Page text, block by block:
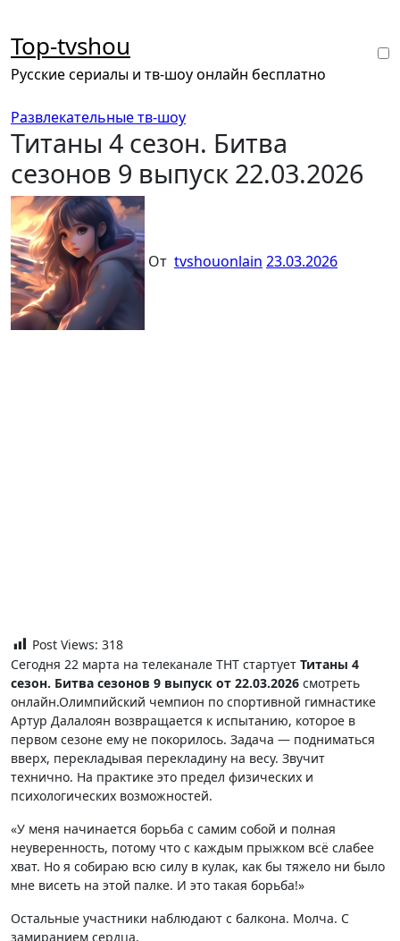
содержанию
Top-tvshou
Русские сериалы и тв-шоу онлайн бесплатно
Развлекательные тв-шоу
Титаны 4 сезон. Битва
сезонов 9 выпуск 22.03.2026
От tvshouonlain 23.03.2026
Post Views: 318
Сегодня 22 марта на телеканале ТНТ стартует Титаны 4
сезон. Битва сезонов 9 выпуск от 22.03.2026 смотреть
онлайн.Олимпийский чемпион по спортивной гимнастике
Артур Далалоян возвращается к испытанию, которое в
первом сезоне ему не покорилось. Задача — подниматься
вверх, перекладывая перекладину на весу. Звучит
технично. На практике это предел физических и
психологических возможностей.
«У меня начинается борьба с самим собой и полная
неуверенность, потому что с каждым прыжком всё слабее
хват. Но я собираю всю силу в кулак, как бы тяжело ни было
мне висеть на этой палке. И это такая борьба!»
Остальные участники наблюдают с балкона. Молча. С
замиранием сердца.